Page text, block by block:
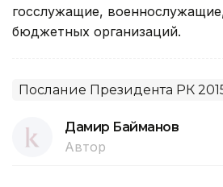
госслужащие,
бюджетных организаций.
Послание Президента РК
Дамир Байманов
Автор